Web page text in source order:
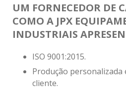
UM FORNECEDOR DE
COMO A JPX
INDUSTRIAIS
ISO 9001:2015.
Produção personalizada
cliente.